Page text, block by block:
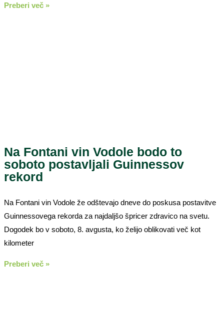
Preberi več »
Na Fontani vin Vodole bodo to
soboto postavljali Guinnessov
rekord
Na Fontani vin Vodole že odštevajo dneve do poskusa postavitve
Guinnessovega rekorda za najdaljšo špricer zdravico na svetu.
Dogodek bo v soboto, 8. avgusta, ko želijo oblikovati več kot
kilometer
Preberi več »